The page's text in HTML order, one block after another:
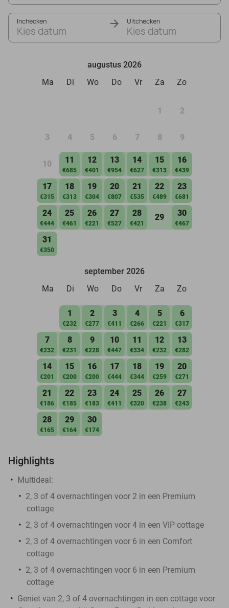
Inchecken
Kies datum
Uitchecken
Kies datum
augustus 2026
Ma
Di Wo Do Vr Za Zo
1 2
3 4 5 6 7 8 9
10 11
€685
12
€401
13
€954
14
€627
15
€313
16
€439
17
€315
18
€313
19
€304
20
€807
21
€535
22
€489
23
€681
24
€444
25
€461
26
€221
27
€527
28
€421
29 30
€467
31
€350
september 2026
Ma
Di Wo Do Vr Za Zo
1
€232
2
€277
3
€411
4
€266
5
€221
6
€317
7
€232
8
€231
9
€228
10
€447
11
€334
12
€232
13
€282
14
€201
15
€200
16
€200
17
€444
18
€344
19
€259
20
€271
21
€186
22
€185
23
€183
24
€411
25
€320
26
€238
27
€243
28
€165
29
€164
30
€174
Highlights
Multideal:
2, 3 of 4 overnachtingen voor 2 in een Premium
cottage
2, 3 of 4 overnachtingen voor 4 in een VIP cottage
2, 3 of 4 overnachtingen voor 6 in een Comfort
cottage
2, 3 of 4 overnachtingen voor 6 in een Premium
cottage
Geniet van 2, 3 of 4 overnachtingen in een cottage voor